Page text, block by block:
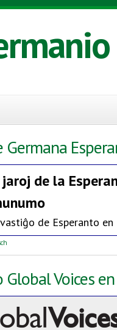
Germana
de la
de Esperanto
de Germana Esperanto-Asocio
Global Voices